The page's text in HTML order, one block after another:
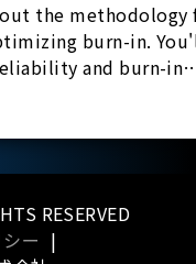
the methodology
burn-in.
and burn-in
RESERVED
ー |